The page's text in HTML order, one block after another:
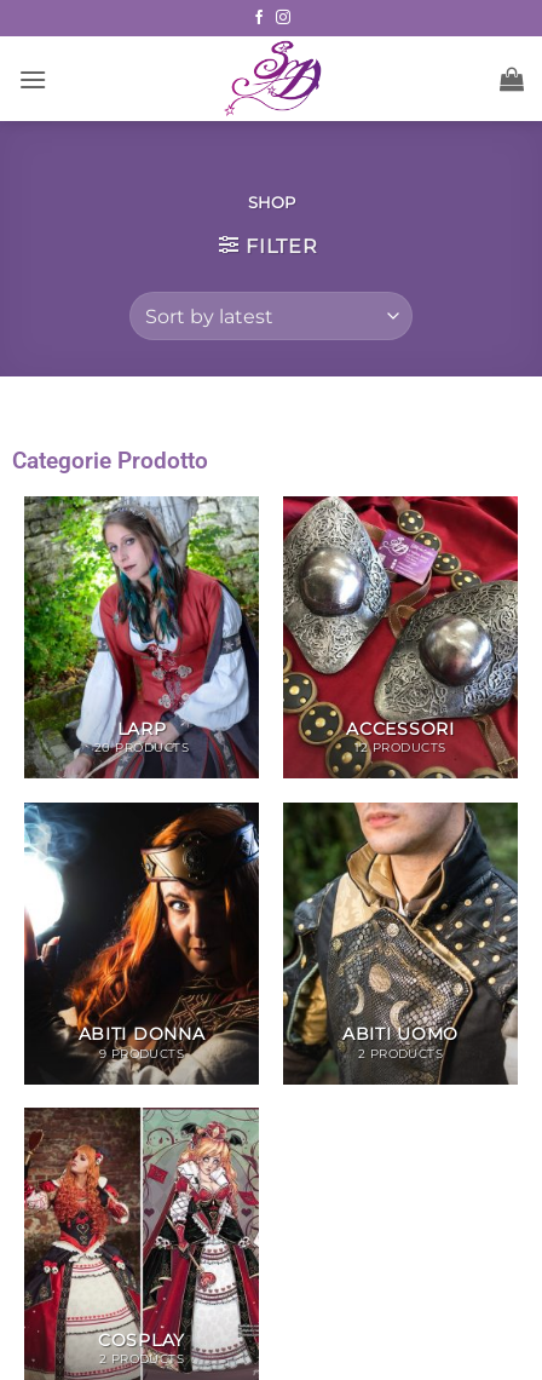
SHOP
FILTER
Categorie Prodotto
LARP
20 PRODUCTS
ACCESSORI
12 PRODUCTS
ABITI DONNA
9 PRODUCTS
ABITI UOMO
2 PRODUCTS
COSPLAY
2 PRODUCTS